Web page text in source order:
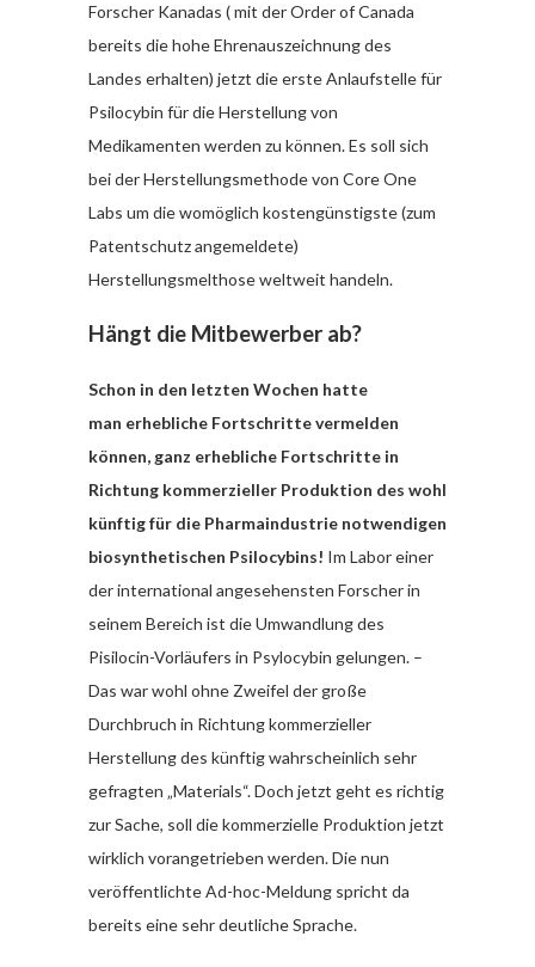
Forscher Kanadas ( mit der Order of Canada
bereits die hohe Ehrenauszeichnung des
Landes erhalten) jetzt die erste Anlaufstelle für
Psilocybin für die Herstellung von
Medikamenten werden zu können. Es soll sich
bei der Herstellungsmethode von Core One
Labs um die womöglich kostengünstigste (zum
Patentschutz angemeldete)
Herstellungsmelthose weltweit handeln.
Hängt die Mitbewerber ab?
Schon in den letzten Wochen hatte
man erhebliche Fortschritte vermelden
können, ganz erhebliche Fortschritte in
Richtung kommerzieller Produktion des wohl
künftig für die Pharmaindustrie notwendigen
biosynthetischen Psilocybins! Im Labor einer
der international angesehensten Forscher in
seinem Bereich ist die Umwandlung des
Pisilocin-Vorläufers in Psylocybin gelungen. –
Das war wohl ohne Zweifel der große
Durchbruch in Richtung kommerzieller
Herstellung des künftig wahrscheinlich sehr
gefragten „Materials“. Doch jetzt geht es richtig
zur Sache, soll die kommerzielle Produktion jetzt
wirklich vorangetrieben werden. Die nun
veröffentlichte Ad-hoc-Meldung spricht da
bereits eine sehr deutliche Sprache.